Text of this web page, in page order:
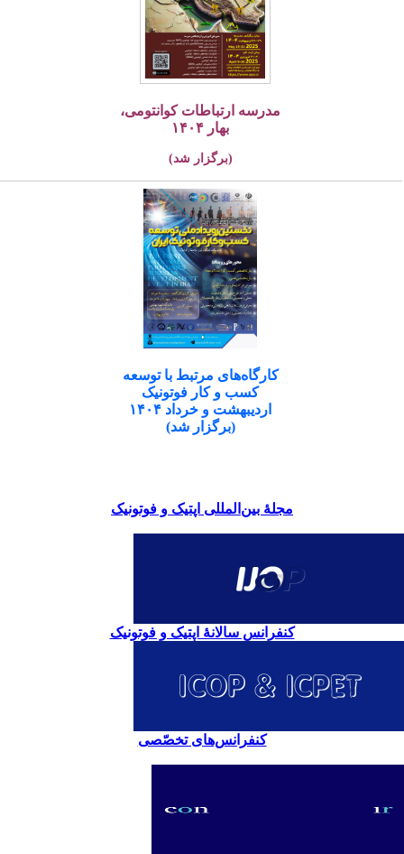
مدرسه ارتباطات کوانتومی،
بهار ۱۴۰۴
(برگزار شد)
کارگاه‌های مرتبط با توسعه
کسب و کار فوتونیک
اردیبهشت و خرداد ۱۴۰۴
(برگزار شد)
مجلۀ بین‌المللی اپتیک و فوتونیک
کنفرانس سالانۀ اپتیک و فوتونیک
کنفرانس‌های تخصّصی